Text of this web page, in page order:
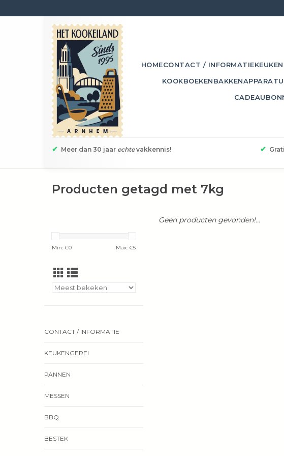
HOMECONTACT / INFORMATIE
KOOKBOEKENBAKKEN
✔ Meer dan 30 jaar echtevakkennis! ✔
Producten getagd met 7kg
Min: €0 Max: €5
CONTACT / INFORMATIE
KEUKENGEREI
PANNEN
MESSEN
BBQ
BESTEK
Geen producten gevonden!...